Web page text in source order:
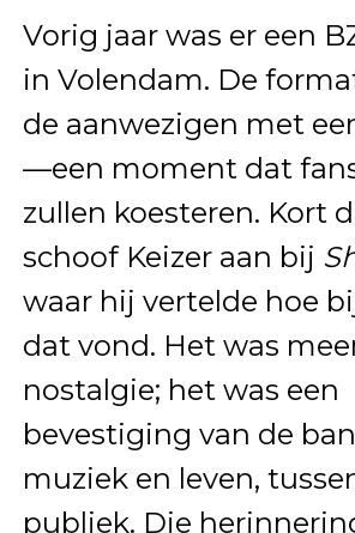
Vorig jaar was er een
in Volendam. De
de aanwezigen met
—een moment dat
zullen koesteren. Kort
schoof Keizer aan bij
waar hij vertelde hoe
dat vond. Het was
nostalgie; het was een
bevestiging van de
muziek en leven,
publiek. Die